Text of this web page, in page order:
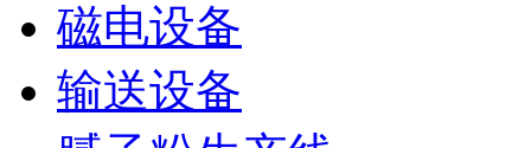
磁电设备
输送设备